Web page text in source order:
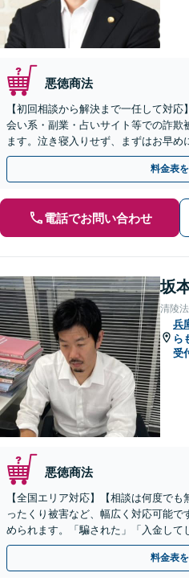
悪徳商法
【初回相談から解決まで一任して対
会い系・副業・占いサイト等での詐欺
ます。泣き寝入りせず、まずはお早め
【元町駅1分・土日夜間の相談歓迎】
料金表
電話でお問い合わせ
坂
清陵
兵
ら
受
悪徳商法
【全国エリア対応】【相談は何度で
ったくり被害など、幅広く対応可能
められます。「騙された」「入金して
早めにご相談ください。【電話・メー
料金表